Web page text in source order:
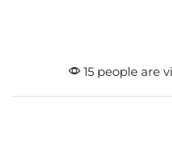
15 people are